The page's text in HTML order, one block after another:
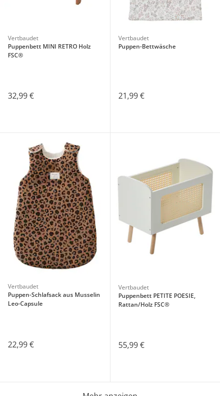
Vertbaudet
Puppenbett MINI RETRO Holz
FSC®
32,99 €
Vertbaudet
Puppen-Bettwäsche
21,99 €
Vertbaudet
Puppen-Schlafsack aus Musselin
Leo-Capsule
22,99 €
Vertbaudet
Puppenbett PETITE POESIE,
Rattan/Holz FSC®
55,99 €